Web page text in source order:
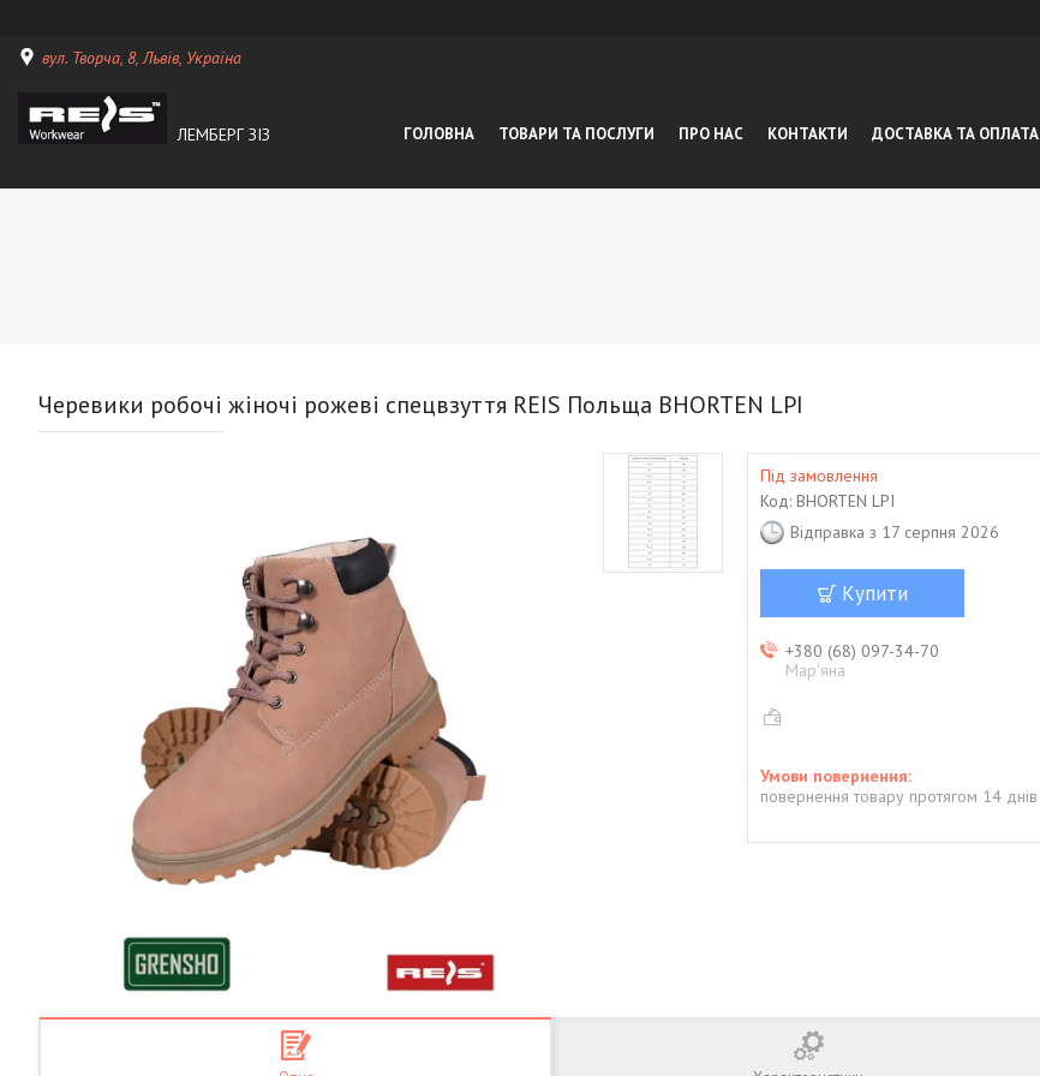
вул. Творча, 8, Львів, Україна
ЛЕМБЕРГ ЗІЗ ГОЛОВНА ТОВАРИ ТА ПОСЛУГИ ПРО НАС КОНТАКТИ ДОСТАВКА ТА ОПЛАТА
Черевики робочі жіночі рожеві спецвзуття REIS Польща BHORTEN LPI
Під замовлення
Код: BHORTEN LPI
Відправка з 17 серпня 2026
Купити
+380 (68) 097-34-70
Мар'яна
повернення товару протягом 14 днів